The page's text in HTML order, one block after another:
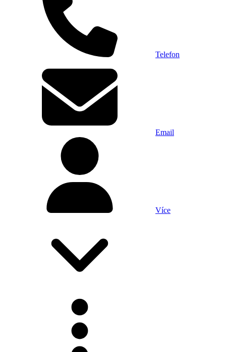
Telefon
Email
Více